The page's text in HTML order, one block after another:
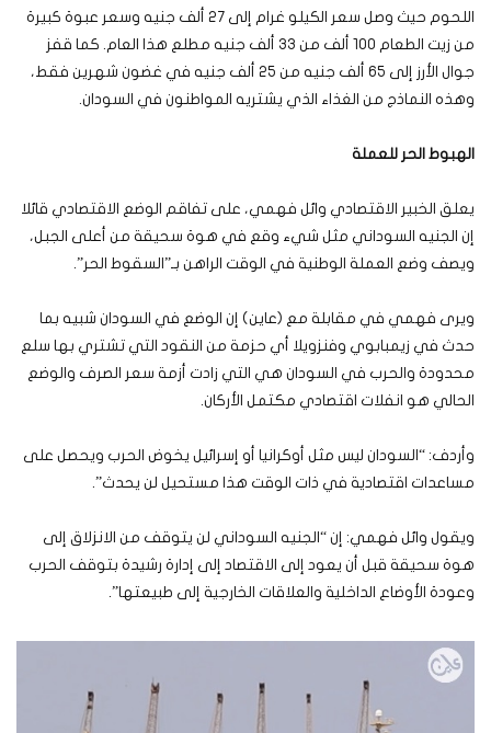
اللحوم حيث وصل سعر الكيلو غرام إلى 27 ألف جنيه وسعر عبوة كبيرة
من زيت الطعام 100 ألف من 33 ألف جنيه مطلع هذا العام. كما قفز
جوال الأرز إلى 65 ألف جنيه من 25 ألف جنيه في غضون شهرين فقط،
وهذه النماذج من الغذاء الذي يشتريه المواطنون في السودان.
الهبوط الحر للعملة
يعلق الخبير الاقتصادي وائل فهمي، على تفاقم الوضع الاقتصادي قائلا
إن الجنيه السوداني مثل شيء وقع في هوة سحيقة من أعلى الجبل،
ويصف وضع العملة الوطنية في الوقت الراهن بـ”السقوط الحر”.
ويرى فهمي في مقابلة مع (عاين) إن الوضع في السودان شبيه بما
حدث في زيمبابوي وفنزويلا أي حزمة من النقود التي تشتري بها سلع
محدودة والحرب في السودان هي التي زادت أزمة سعر الصرف والوضع
الحالي هو انفلات اقتصادي مكتمل الأركان.
وأردف: “السودان ليس مثل أوكرانيا أو إسرائيل يخوض الحرب ويحصل على
مساعدات اقتصادية في ذات الوقت هذا مستحيل لن يحدث”.
ويقول وائل فهمي: إن “الجنيه السوداني لن يتوقف من الانزلاق إلى
هوة سحيقة قبل أن يعود إلى الاقتصاد إلى إدارة رشيدة بتوقف الحرب
وعودة الأوضاع الداخلية والعلاقات الخارجية إلى طبيعتها”.